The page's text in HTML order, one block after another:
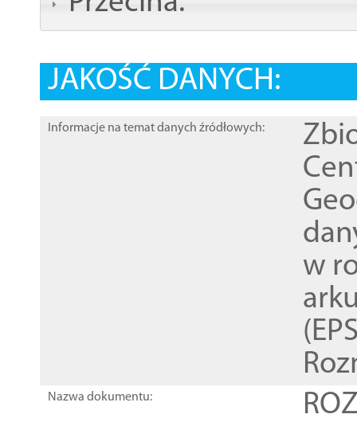
JAKOŚĆ DANYCH:
Informacje na temat danych źródłowych:
w
Nazwa dokumentu: